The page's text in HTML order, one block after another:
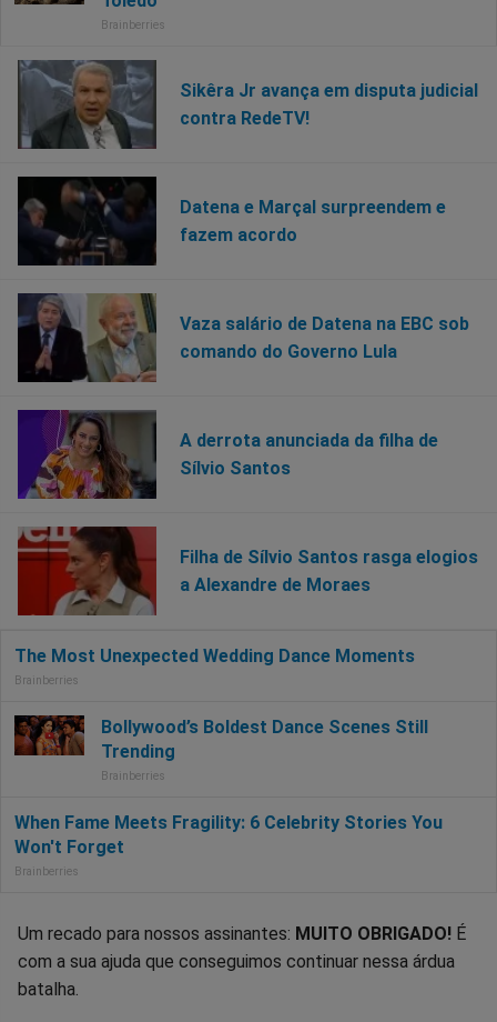
Sikêra Jr avança em disputa judicial
contra RedeTV!
Datena e Marçal surpreendem e
fazem acordo
Vaza salário de Datena na EBC sob
comando do Governo Lula
A derrota anunciada da filha de
Sílvio Santos
Filha de Sílvio Santos rasga elogios
a Alexandre de Moraes
Um recado para nossos assinantes: MUITO OBRIGADO! É
com a sua ajuda que conseguimos continuar nessa árdua
batalha.